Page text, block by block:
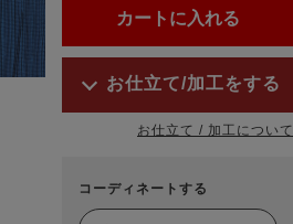
お仕立て/加工をする
お仕立て / 加工について
コーディネートする